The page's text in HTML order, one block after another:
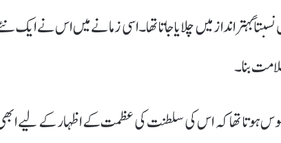
بہتر انداز میں چلایا جاتا تھا۔ اسی زمانے میں اس نے ایک
بنا۔
ہوتا تھا کہ اس کی سلطنت کی عظمت کے اظہار کے لیے